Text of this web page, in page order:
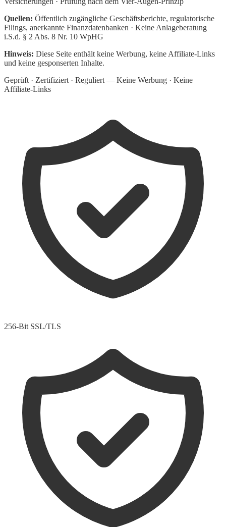
Quellen: Öffentlich zugängliche Geschäftsberichte, regulatorische
Filings, anerkannte Finanzdatenbanken · Keine Anlageberatung
i.S.d. § 2 Abs. 8 Nr. 10 WpHG
Hinweis: Diese Seite enthält keine Werbung, keine Affiliate-Links
und keine gesponserten Inhalte.
Geprüft · Zertifiziert · Reguliert — Keine Werbung · Keine
Affiliate-Links
256-Bit SSL/TLS